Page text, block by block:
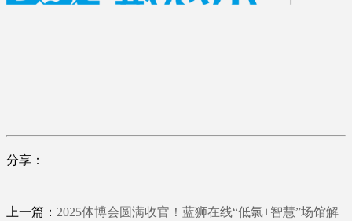
分享：
上一篇： 2025体博会圆满收官！蓝狮在线“低氯+智慧”场馆解